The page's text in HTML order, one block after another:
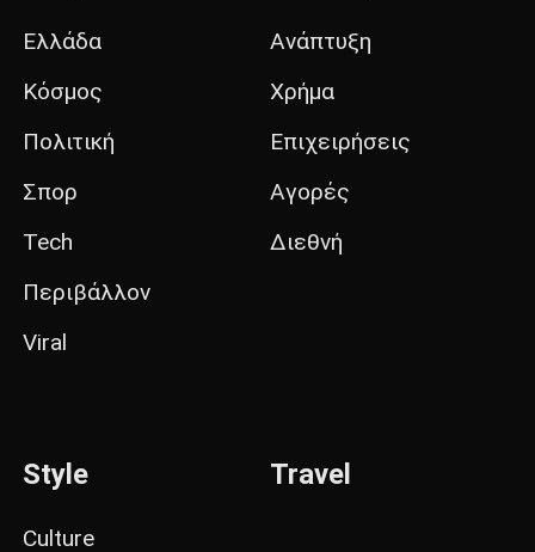
Ελλάδα
Κόσμος
Πολιτική
Σπορ
Tech
Περιβάλλον
Viral
Ανάπτυξη
Χρήμα
Επιχειρήσεις
Αγορές
Διεθνή
Style
Culture
Travel